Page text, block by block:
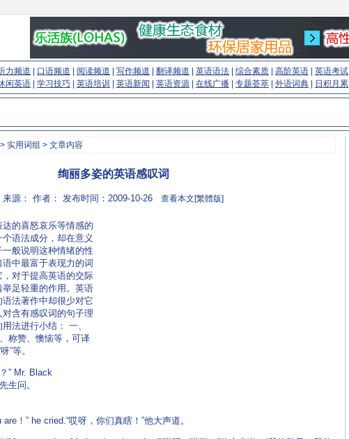
力频道 口语频道 阅读频道 写作频道 翻译频道 英语语法 综合素质 高阶英语 英语考试
闲英语 学习技巧 英语培训 英语新闻 英语资源 在线广播 专题荟萃 外语词典 日积月累
> 实用词组 > 文章内容
绚丽多姿的英语感叹词
来源： 作者： 发布时间：2009-10-26 查看本文[繁體版]
的喜怒哀乐等情感的
语法成分，却在意义
般说明这种情绪的性
中最富于表现力的词
对于提高英语的交际
足轻重的作用。英语
法著作中却很少对它
含有感叹词的句子理
法进行小结： 一、
称赞、懊恼等，可译
”等。
” Mr. Black
生问。
！” he cried.“哎呀，你们真瞎！”他大声道。